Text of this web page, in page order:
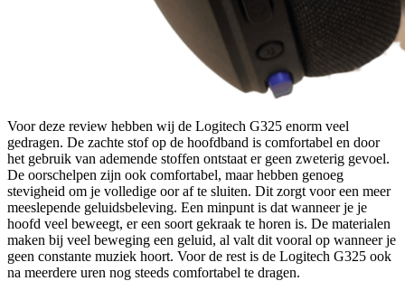
Voor deze review hebben wij de Logitech G325 enorm veel
gedragen. De zachte stof op de hoofdband is comfortabel en door
het gebruik van ademende stoffen ontstaat er geen zweterig gevoel.
De oorschelpen zijn ook comfortabel, maar hebben genoeg
stevigheid om je volledige oor af te sluiten. Dit zorgt voor een meer
meeslepende geluidsbeleving. Een minpunt is dat wanneer je je
hoofd veel beweegt, er een soort gekraak te horen is. De materialen
maken bij veel beweging een geluid, al valt dit vooral op wanneer je
geen constante muziek hoort. Voor de rest is de Logitech G325 ook
na meerdere uren nog steeds comfortabel te dragen.